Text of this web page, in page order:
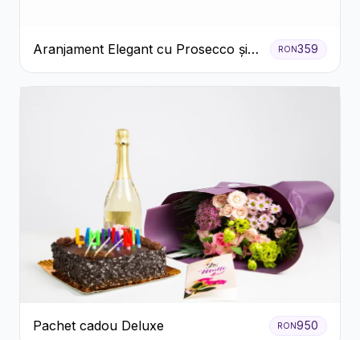
Aranjament Elegant cu Prosecco și
Flori Galbene.
RON359
Pachet cadou Deluxe RON950